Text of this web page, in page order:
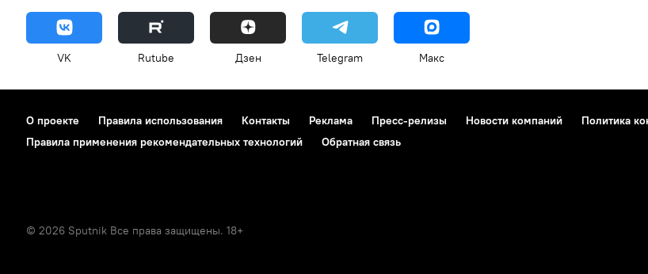
VK Rutube Дзен Telegram Макс
О проекте Правила использования Контакты Реклама Пресс-релизы Новости компаний Политика
Правила применения рекомендательных технологий
Обратная связь
© 2026 Sputnik Все права защищены. 18+